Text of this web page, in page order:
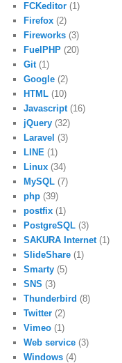
FCKeditor (1)
Firefox (2)
Fireworks (3)
FuelPHP (20)
Git(1)
Google (2)
HTML (10)
Javascript(16)
jQuery (32)
Laravel (3)
LINE (1)
Linux (34)
MySQL (7)
php (39)
postfix (1)
PostgreSQL (3)
SAKURA Internet(1)
SlideShare (1)
Smarty (5)
SNS (3)
Thunderbird (8)
Twitter (2)
Vimeo (1)
Web service (3)
Windows (4)